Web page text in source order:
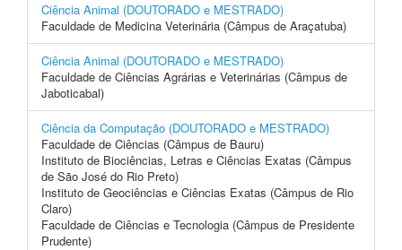
Ciência Animal (DOUTORADO e MESTRADO)
Faculdade de Medicina Veterinária (Câmpus de Araçatuba)
Ciência Animal (DOUTORADO e MESTRADO)
Faculdade de Ciências Agrárias e Veterinárias (Câmpus de
Jaboticabal)
Ciência da Computação (DOUTORADO e MESTRADO)
Faculdade de Ciências (Câmpus de Bauru)
Instituto de Biociências, Letras e Ciências Exatas (Câmpus
de São José do Rio Preto)
Instituto de Geociências e Ciências Exatas (Câmpus de Rio
Claro)
Faculdade de Ciências e Tecnologia (Câmpus de Presidente
Prudente)